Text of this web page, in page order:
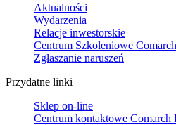
Aktualności
Wydarzenia
Relacje inwestorskie
Centrum Szkoleniowe Comarch
Zgłaszanie naruszeń
Przydatne linki
Sklep on-line
Centrum kontaktowe Comarch